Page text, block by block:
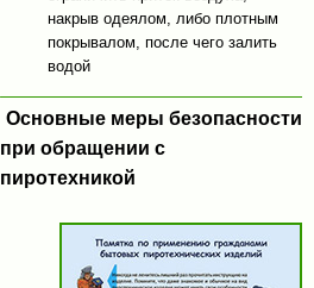
накрыв одеялом, либо плотным
покрывалом, после чего залить
водой
Основные меры безопасности
при обращении с
пиротехникой